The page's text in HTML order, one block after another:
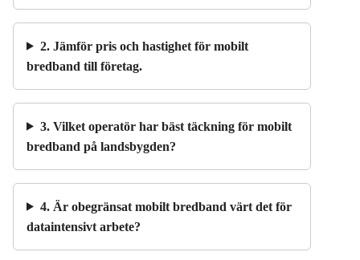
2. Jämför pris och hastighet för mobilt
bredband till företag.
3. Vilket operatör har bäst täckning för mobilt
bredband på landsbygden?
4. Är obegränsat mobilt bredband värt det för
dataintensivt arbete?